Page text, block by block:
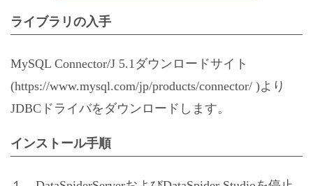
ライブラリの入手
MySQL Connector/J 5.1ダウンロードサイト
(https://www.mysql.com/jp/products/connector/ )より
JDBCドライバをダウンロードします。
インストール手順